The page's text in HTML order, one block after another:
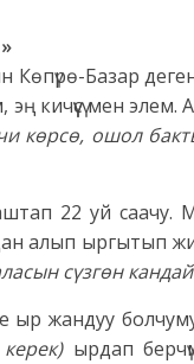
Базар
ки­чүү­сү мен элем.
көрсө, ошол
22 уй саачу.
алып ыргытып
сүзгөн
ыр жандуу
ырдап